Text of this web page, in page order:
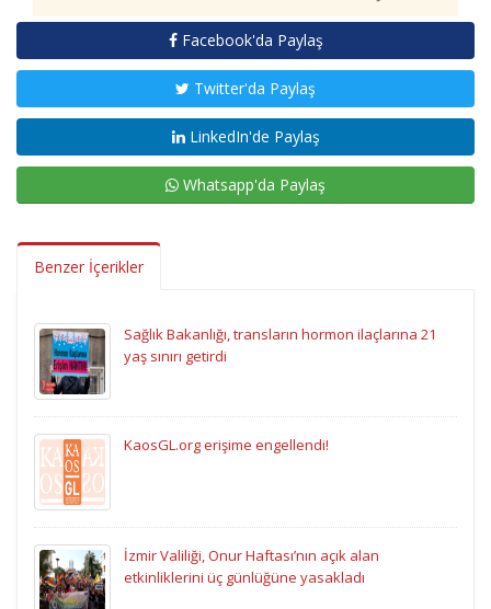
Facebook'da Paylaş
Twitter'da Paylaş
LinkedIn'de Paylaş
Whatsapp'da Paylaş
Benzer İçerikler
Sağlık Bakanlığı, transların hormon ilaçlarına 21
yaş sınırı getirdi
KaosGL.org erişime engellendi!
İzmir Valiliği, Onur Haftası’nın açık alan
etkinliklerini üç günlüğüne yasakladı